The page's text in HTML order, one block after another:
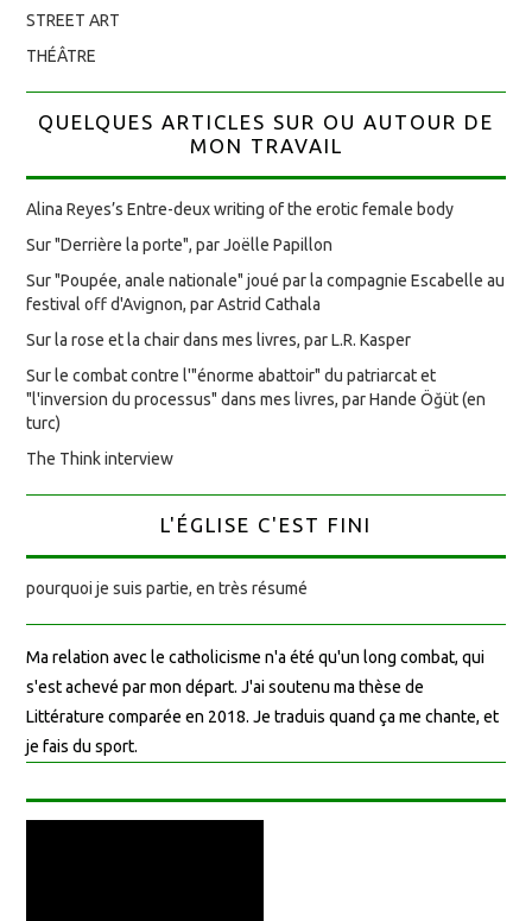
STREET ART
THÉÂTRE
QUELQUES ARTICLES SUR OU AUTOUR DE
MON TRAVAIL
Alina Reyes’s Entre-deux writing of the erotic female body
Sur "Derrière la porte", par Joëlle Papillon
Sur "Poupée, anale nationale" joué par la compagnie Escabelle au
festival off d'Avignon, par Astrid Cathala
Sur la rose et la chair dans mes livres, par L.R. Kasper
Sur le combat contre l'"énorme abattoir" du patriarcat et
"l'inversion du processus" dans mes livres, par Hande Öğüt (en
turc)
The Think interview
L'ÉGLISE C'EST FINI
pourquoi je suis partie, en très résumé
Ma relation avec le catholicisme n'a été qu'un long combat, qui
s'est achevé par mon départ. J'ai soutenu ma thèse de
Littérature comparée en 2018. Je traduis quand ça me chante, et
je fais du sport.